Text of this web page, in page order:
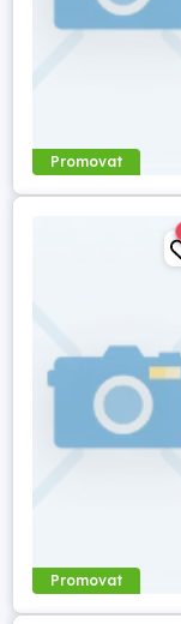
Promovat
Promovat